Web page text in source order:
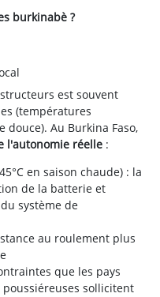
burkinabè ?
est souvent
(températures
Au Burkina Faso,
l'autonomie réelle :
en saison chaude) : la
de la batterie et
système de
au roulement plus
que les pays
sollicitent